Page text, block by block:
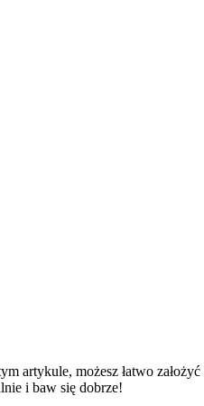
artykule, możesz łatwo
i baw się dobrze!